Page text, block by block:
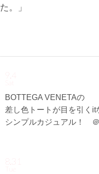
た。」
9.4
BOTTEGA VENETAの
差し色トートが目を引くit
シンプルカジュアル！
8.31